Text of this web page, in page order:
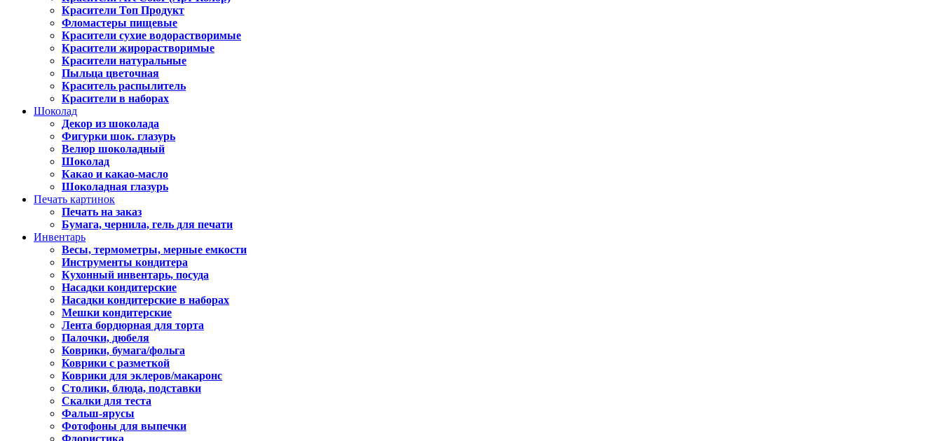
Красители Топ Продукт
Фломастеры пищевые
Красители сухие водорастворимые
Красители жирорастворимые
Красители натуральные
Пыльца цветочная
Краситель распылитель
Красители в наборах
Шоколад
Декор из шоколада
Фигурки шок. глазурь
Велюр шоколадный
Шоколад
Какао и какао-масло
Шоколадная глазурь
Печать картинок
Печать на заказ
Бумага, чернила, гель для печати
Инвентарь
Весы, термометры, мерные емкости
Инструменты кондитера
Кухонный инвентарь, посуда
Насадки кондитерские
Насадки кондитерские в наборах
Мешки кондитерские
Лента бордюрная для торта
Палочки, дюбеля
Коврики, бумага/фольга
Коврики с разметкой
Коврики для эклеров/макаронс
Столики, блюда, подставки
Скалки для теста
Фальш-ярусы
Фотофоны для выпечки
Флористика